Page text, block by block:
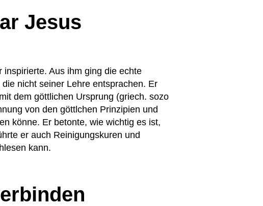
Jesus
Aus ihm ging die echte
nicht seiner Lehre entsprachen. Er
dem göttlichen Ursprung (griech. sozo
von den göttlchen Prinzipien und
könne. Er betonte, wie wichtig es ist,
er auch Reinigungskuren und
kann.​